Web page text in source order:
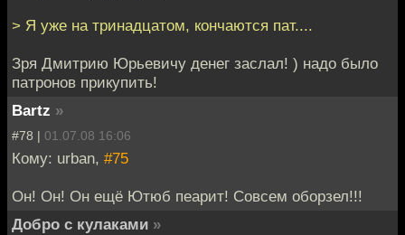
> Я уже на тринадцатом, кончаются пат....
Зря Дмитрию Юрьевичу денег заслал! ) надо было
патронов прикупить!
Bartz »
#78 | 01.07.08 16:06
Кому: urban, #75
Он! Он! Он ещё Ютюб пеарит! Совсем оборзел!!!
Добро с кулаками »